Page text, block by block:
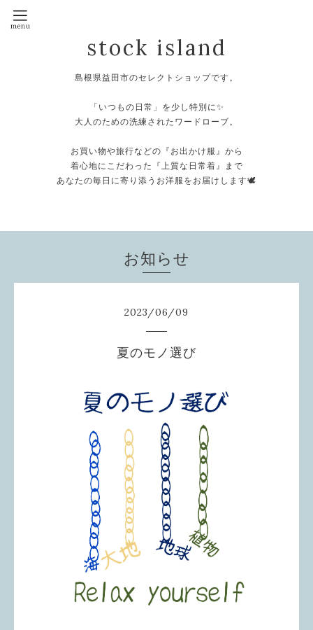
stock island
島根県益田市のセレクトショップです。
「いつもの日常」を少し特別に✨
大人のための洗練されたワードローブ。
お買い物や旅行などの『お出かけ服』から
着心地にこだわった『上質な日常着』まで
あなたの毎日に寄り添うお洋服をお届けします🕊️
お知らせ
2023/06/09
夏のモノ選び